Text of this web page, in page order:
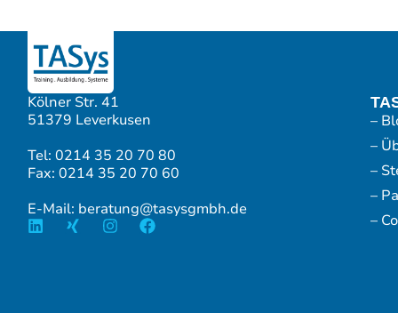
Kölner Str. 41
51379 Leverkusen
Tel: 0214 35 20 70 80
Fax: 0214 35 20 70 60
E-Mail: beratung@tasysgmbh.de
–
–
–
–
–